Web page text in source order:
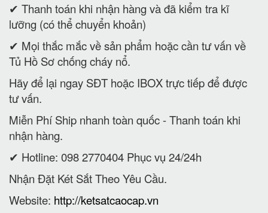
✔ Thanh toán khi nhận hàng và đã kiểm tra kĩ
lưỡng (có thể chuyển khoản)
✔ Mọi thắc mắc về sản phẩm hoặc cần tư vấn về
Tủ Hồ Sơ chống cháy nổ.
Hãy để lại ngay SĐT hoặc IBOX trực tiếp để được
tư vấn.
Miễn Phí Ship nhanh toàn quốc - Thanh toán khi
nhận hàng.
✔ Hotline: 098 2770404 Phục vụ 24/24h
Nhận Đặt Két Sắt Theo Yêu Cầu.
Website: http://ketsatcaocap.vn